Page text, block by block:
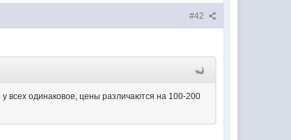
#42
всех одинаковое, цены различаются на 100-200